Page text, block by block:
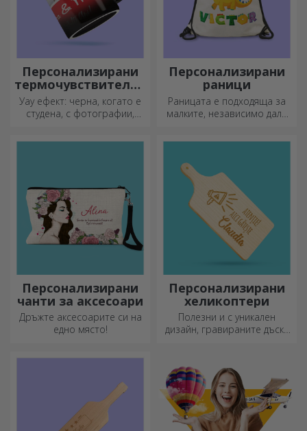
Персонализирани
термочувствителни
чаши
Уау ефект: черна, когато е
студена, с фотографии,
Персонализирани
раници
Раницата е подходяща за
малките, независимо дали
добре подхожда на вашето
дете!
Персонализирани
чанти за аксесоари
Дръжте аксесоарите си на
едно място!
Персонализирани
хеликоптери
Полезни и с уникален
дизайн, гравираните дъски
приготвени в кухнята.